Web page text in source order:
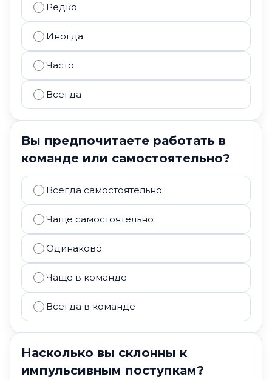
Редко
Иногда
Часто
Всегда
Вы предпочитаете работать в
команде или самостоятельно?
Всегда самостоятельно
Чаще самостоятельно
Одинаково
Чаще в команде
Всегда в команде
Насколько вы склонны к
импульсивным поступкам?